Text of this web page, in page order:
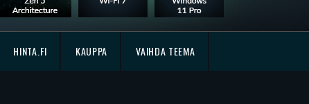
HINTA.FI KAUPPA VAIHDA TEEMA